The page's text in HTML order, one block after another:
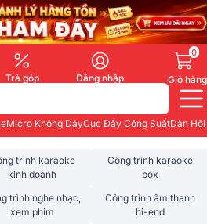
Trả góp Đăng nhập
0
Giỏ hàng
Micro Không DâyCục Đẩy Công SuấtDàn
trình karaoke
kinh doanh
Công trình karaoke
box
trình nghe nhạc,
xem phim
Công trình âm thanh
hi-end